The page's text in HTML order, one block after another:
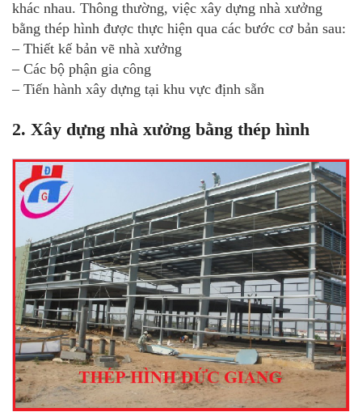
khác nhau. Thông thường, việc xây dựng nhà xưởng
bằng thép hình được thực hiện qua các bước cơ bản sau:
– Thiết kế bản vẽ nhà xưởng
– Các bộ phận gia công
– Tiến hành xây dựng tại khu vực định sẵn
2. Xây dựng nhà xưởng bằng thép hình